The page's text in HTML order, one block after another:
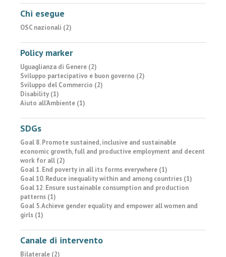
Chi esegue
OSC nazionali (2)
Policy marker
Uguaglianza di Genere (2)
Sviluppo partecipativo e buon governo (2)
Sviluppo del Commercio (2)
Disability (1)
Aiuto all’Ambiente (1)
SDGs
Goal 8. Promote sustained, inclusive and sustainable
economic growth, full and productive employment and decent
work for all (2)
Goal 1. End poverty in all its forms everywhere (1)
Goal 10. Reduce inequality within and among countries (1)
Goal 12. Ensure sustainable consumption and production
patterns (1)
Goal 5. Achieve gender equality and empower all women and
girls (1)
Canale di intervento
Bilaterale (2)